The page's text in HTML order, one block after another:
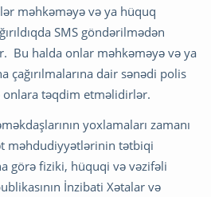
məhkəməyə və ya hüquq
SMS göndərilmədən
Bu halda onlar məhkəməyə və ya
çağırılmalarına dair sənədi polis
onlara təqdim etməlidirlər.
yoxlamaları zamanı
məhdudiyyətlərinin tətbiqi
görə fiziki, hüquqi və vəzifəli
İnzibati Xətalar və